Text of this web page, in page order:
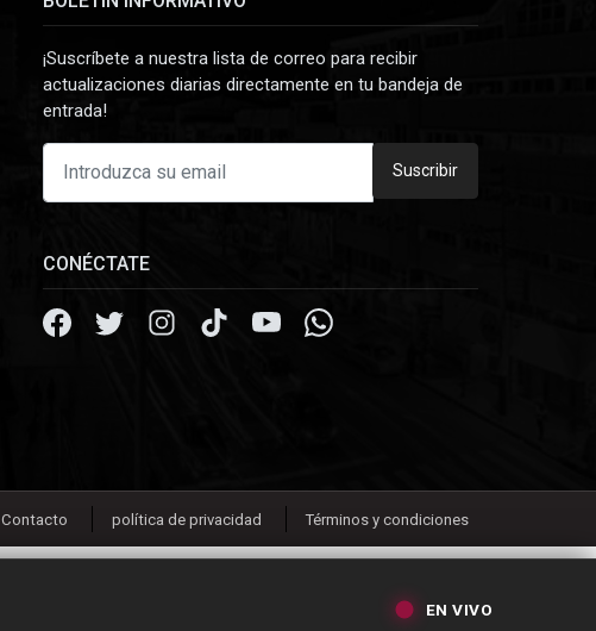
EN VIVO
¡Suscríbete a nuestra lista de correo para recibir
actualizaciones diarias directamente en tu bandeja de
entrada!
Suscribir
CONÉCTATE
Contacto política de privacidad Términos y condiciones